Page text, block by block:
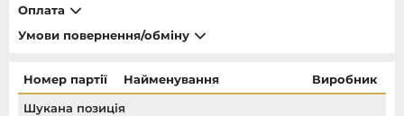
Оплата
Умови повернення/обміну
Номер партії Найменування
Виробник
Шукана позиція